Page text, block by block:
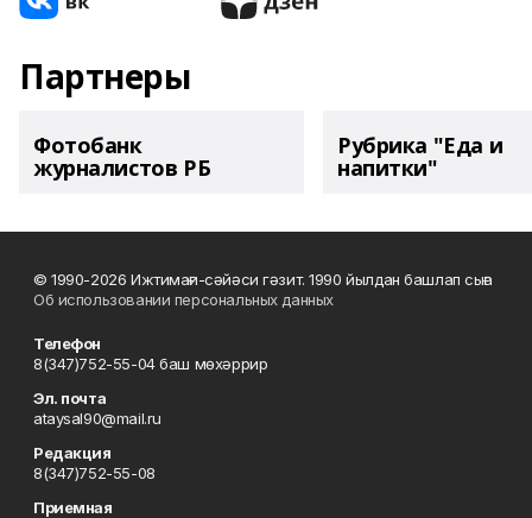
Партнеры
Фотобанк
журналистов РБ
Рубрика "Еда и
напитки"
© 1990-2026 Ижтимағи-сәйәси гәзит. 1990 йылдан башлап сыға
Об использовании персональных данных
Телефон
8(347)752-55-04 баш мөхәррир
Эл. почта
ataysal90@mail.ru
Редакция
8(347)752-55-08
Приемная